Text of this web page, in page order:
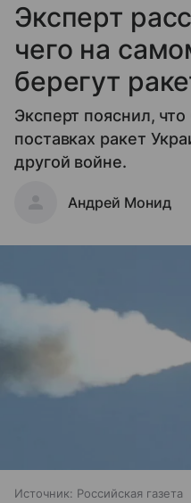
Эксперт
чего на
берегут
Эксперт пояснил,
поставках ракет
другой войне.
Андрей Монид
Источник: Российская газета